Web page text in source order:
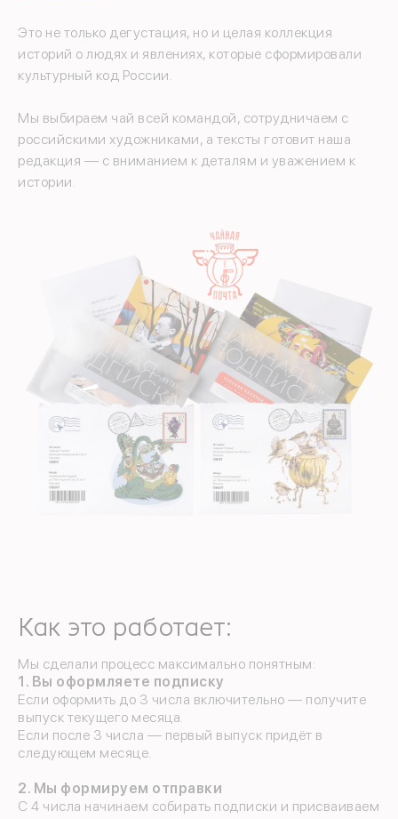
Это не только дегустация, но и целая коллекция
историй о людях и явлениях, которые сформировали
культурный код России.
Мы выбираем чай всей командой, сотрудничаем с
российскими художниками, а тексты готовит наша
редакция — с вниманием к деталям и уважением к
истории.
Как это работает:
Мы сделали процесс максимально понятным:
1. Вы оформляете подписку
Если оформить до 3 числа включительно — получите
выпуск текущего месяца.
Если после 3 числа — первый выпуск придёт в
следующем месяце.
2. Мы формируем отправки
С 4 числа начинаем собирать подписки и присваиваем